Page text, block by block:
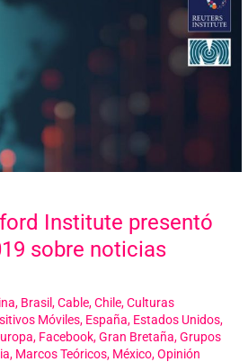
Institute presentó
sobre noticias
, Brasil,Cable,Chile,Culturas
Móviles, España, Estados Unidos,
, Facebook,Gran Bretaña,Grupos
, Marcos Teóricos, México,Opinión